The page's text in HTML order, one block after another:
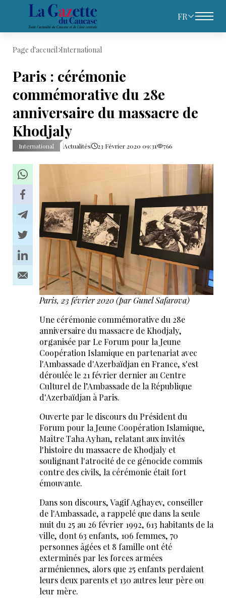
FR
Page d'accueil International
Paris : cérémonie
commémorative du 28e
anniversaire du massacre de
Khodjaly
International Actualités 23 Février 2020 09:31 766
Paris, 23 février 2020(par Gunel Safarova)
Une cérémonie commémorative du 28e
anniversaire du massacre de Khodjaly,
organisée par Le Forum pour la Jeune
Coopération Islamique en partenariat avec
l'Ambassade d'Azerbaïdjan en France, s'est
déroulée le 21 février dernier au Centre
Culturel de l’Ambassade de la République
d'Azerbaïdjan à Paris.
Ouverte par le discours du Président du
Forum pour la Jeune Coopération Islamique,
Maître Taha Ayhan, relatant aux invités
l'histoire du massacre de Khodjaly et
soulignant l'atrocité de ce génocide commis
contre des civils, la cérémonie était fort
émouvante.
Dans son discours, Vagif Aghayev, conseiller
de l'Ambassade, a rappelé que dans la seule
nuit du 25 au 26 février 1992, 613 habitants de la
ville, dont 63 enfants, 106 femmes, 70
personnes âgées et 8 famille ont été
exterminés par les forces armées
arméniennes, alors que 25 enfants perdaient
leurs deux parents et 130 autres leur père ou
leur mère.